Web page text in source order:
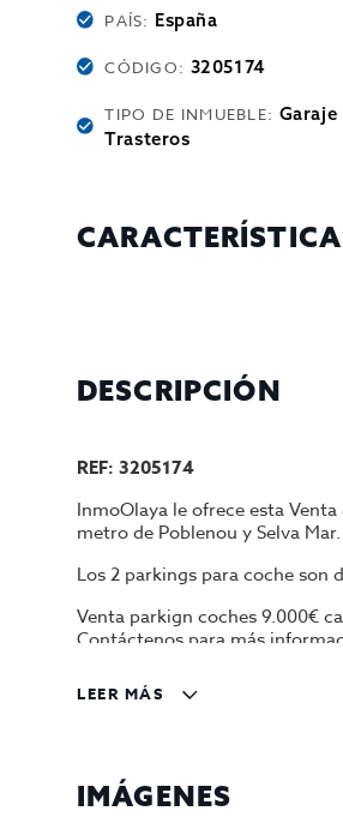
PAÍS: España
CÓDIGO: 3205174
TIPO DE INMUEBLE: Garaje
Trasteros
DESCRIPCIÓN
REF: 3205174
InmoOlaya le ofrece esta
metro de Poblenou y Selva Mar.
Los 2 parkings para coche son
Venta parkign coches 9.000€
Contáctenos para más
Gestiona InmoOlaya
InmoOlaya, agencia líder en
LEER MÁS
IMÁGENES